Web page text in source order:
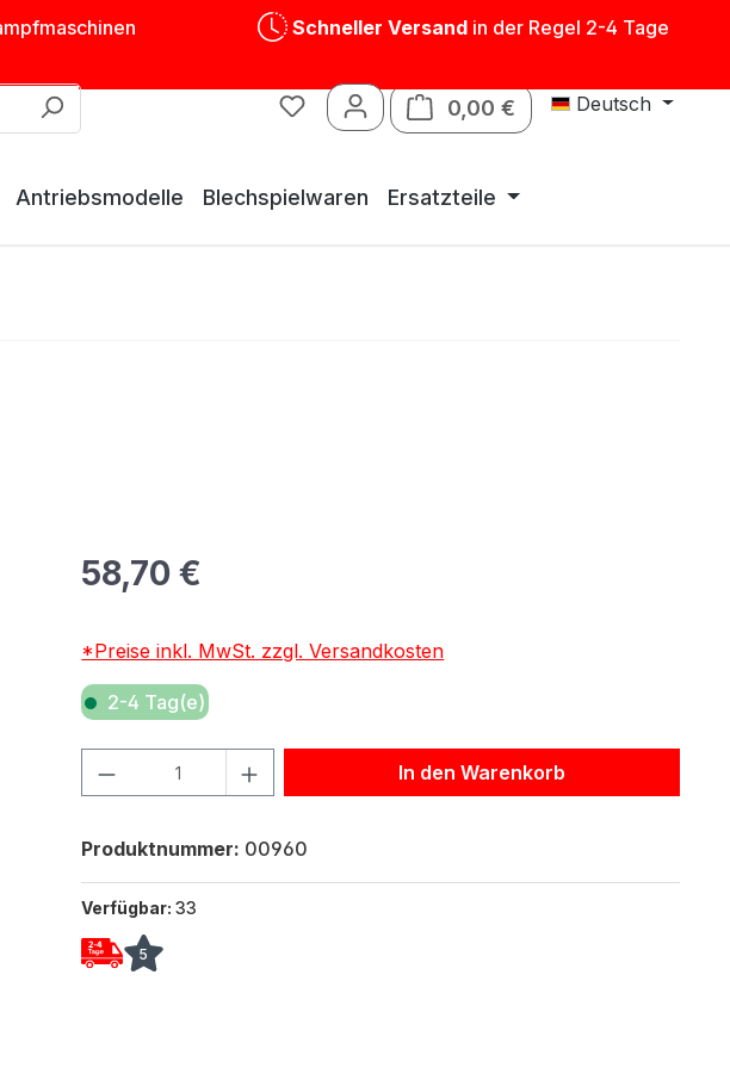
Schneller Versandin der Regel 2-4 Tage
0,00 € Warenkorb enthält 0
Deutsch
Antriebsmodelle Blechspielwaren Ersatzteile
Regulärer Preis:
58,70 €
*Preise inkl. MwSt. zzgl. Versandkosten
2-4 Tag(e)
Produkt Anzahl: Gib den gewünschten Wert ein oder benutze die
In den Warenkorb
Produktnummer: 00960
Verfügbar:33
5